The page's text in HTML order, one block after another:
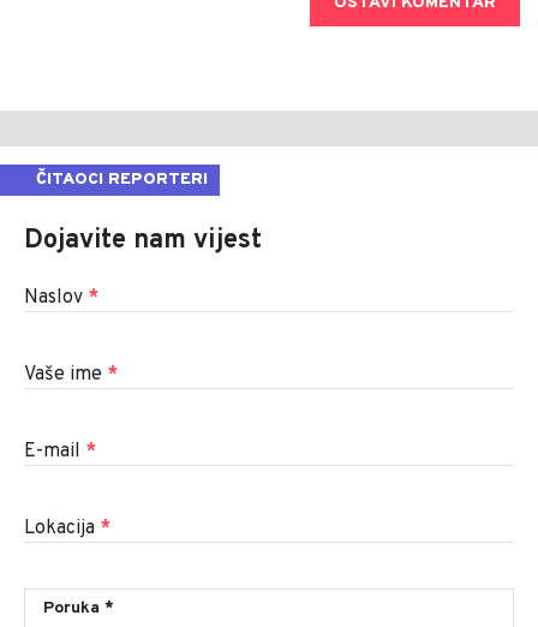
ČITAOCI REPORTERI
Dojavite nam vijest
Naslov *
Vaše ime *
E-mail *
Lokacija *